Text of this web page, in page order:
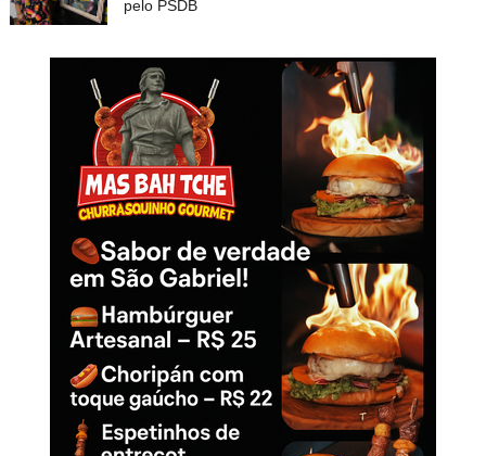
pelo PSDB